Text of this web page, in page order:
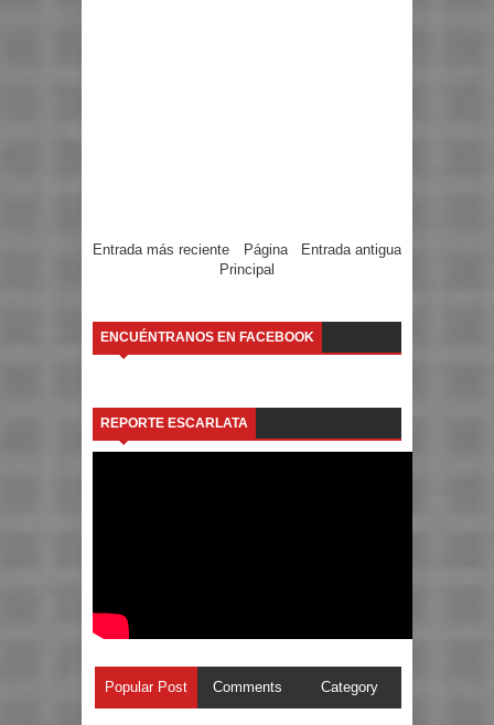
Entrada más reciente Entrada antigua
Página
Principal
ENCUÉNTRANOS EN FACEBOOK
REPORTE ESCARLATA
Popular Post Comments Category